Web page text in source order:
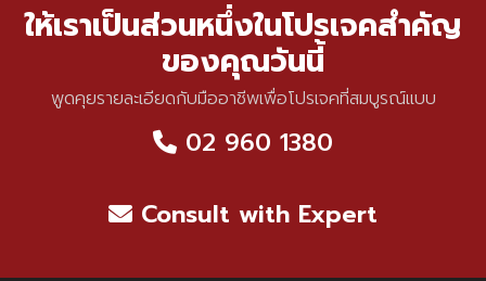
ให้เราเป็นส่วนหนึ่งในโปรเจคสำคัญ
ของคุณวันนี้
พูดคุยรายละเอียดกับมืออาชีพเพื่อโปรเจคที่สมบูรณ์แบบ
02 960 1380
Consult with Expert